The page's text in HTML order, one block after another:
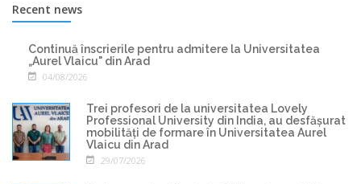
Recent news
Continuă înscrierile pentru admitere la Universitatea
„Aurel Vlaicu" din Arad
04/08/2026
Trei profesori de la universitatea Lovely
Professional University din India, au desfășurat
mobilități de formare în Universitatea Aurel
Vlaicu din Arad
29/07/2026